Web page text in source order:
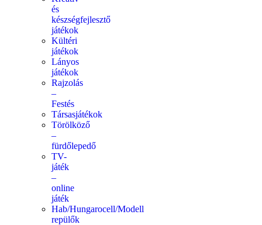
és
készségfejlesztő
játékok
Kültéri
játékok
Lányos
játékok
Rajzolás
–
Festés
Társasjátékok
Törölköző
–
fürdőlepedő
TV-
játék
–
online
játék
Hab/Hungarocell/Modell
repülők